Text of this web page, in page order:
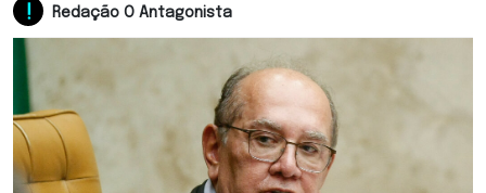
Redação O Antagonista